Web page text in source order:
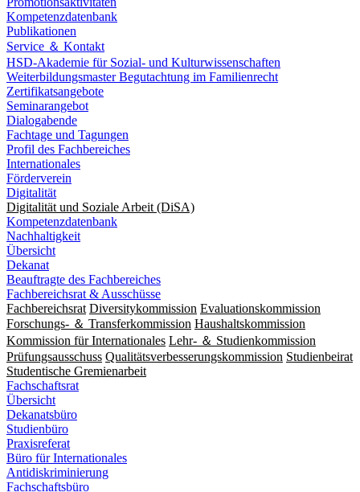
Kompetenzdatenbank
Publikationen
Service ＆ Kontakt
HSD-Akademie für Sozial- und Kulturwissenschaften
Weiterbildungsmaster Begutachtung im Familienrecht
Zertifikatsangebote
Seminarangebot
Dialogabende
Fachtage und Tagungen
Profil des Fachbereiches
Internationales
Förderverein
Digitalität
Digitalität und Soziale Arbeit (DiSA)
Kompetenzdatenbank
Nachhaltigkeit
Übersicht
Dekanat
Beauftragte des Fachbereiches
Fachbereichsrat & Ausschüsse
Fachbereichsrat Diversitykommission Evaluationskommission
Forschungs- ＆ Transferkommission Haushaltskommission
Kommission für Internationales Lehr- ＆ Studienkommission
Prüfungsausschuss Qualitätsverbesserungskommission Studienbeirat
Studentische Gremienarbeit
Fachschaftsrat
Übersicht
Dekanatsbüro
Studienbüro
Praxisreferat
Büro für Internationales
Antidiskriminierung
Fachschaftsbüro